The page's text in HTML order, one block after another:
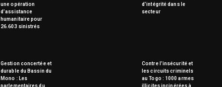
une opération
d’assistance
humanitaire pour
26.603 sinistrés
d’intégrité dans le
secteur
Gestion concertée et
durable du Bassin du
Mono : Les
parlementaires du
Contre l’insécurité et
les circuits criminels
au Togo : 1000 armes
illicites incinérées à